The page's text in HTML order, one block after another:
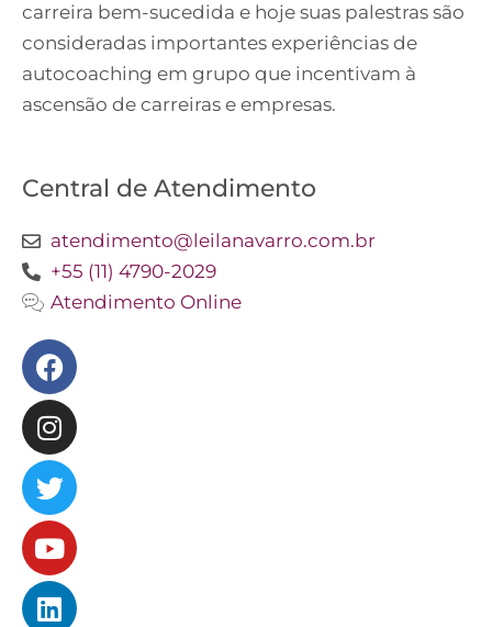
carreira bem-sucedida e hoje suas palestras são
consideradas importantes experiências de
autocoaching em grupo que incentivam à
ascensão de carreiras e empresas.
Central de Atendimento
atendimento@leilanavarro.com.br
+55 (11) 4790-2029
Atendimento Online
Facebook
Instagram
Twitter
Youtube
Linkedin
Slideshare